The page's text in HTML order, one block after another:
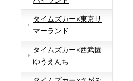
タイムズカー×東京サ
マーランド
タイムズカー×西武園
ゆうえんち